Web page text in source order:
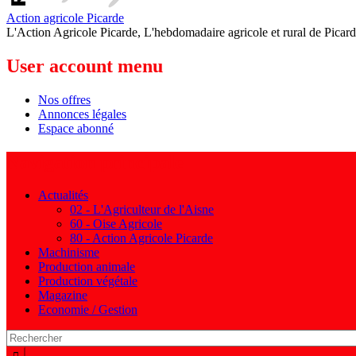
Action agricole Picarde
L'Action Agricole Picarde, L'hebdomadaire agricole et rural de
User account menu
Nos offres
Annonces légales
Espace abonné
Actualités
02 - L'Agriculteur de l'Aisne
60 - Oise Agricole
80 - Action Agricole Picarde
Machinisme
Production animale
Production végétale
Magazine
Economie / Gestion